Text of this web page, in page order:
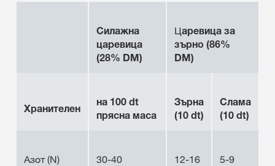
Силажна
царевица
(28% DM)
Царевица за
зърно (86%
DM)
Хранителен
на 100 dt
прясна маса
Зърна
(10 dt)
Слама
(10 dt)
Азот (N) 30-40 12-16 5-9